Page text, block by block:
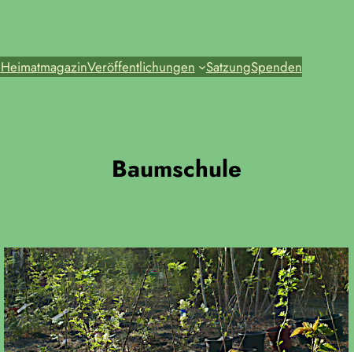
HeimatmagazinVeröffentlichungen SatzungSpenden
Baumschule